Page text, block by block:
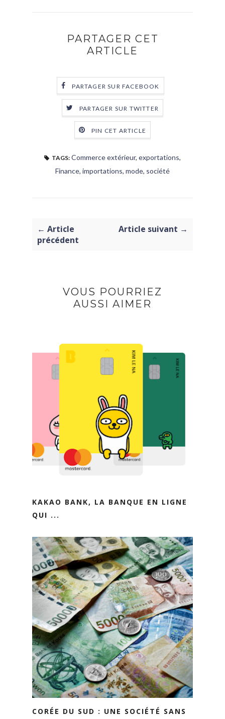
PARTAGER CET
ARTICLE
PARTAGER SUR FACEBOOK
PARTAGER SUR TWITTER
PIN CET ARTICLE
TAGS: Commerce extérieur, exportations,
Finance, importations, mode, société
← Article
précédent
Article suivant →
VOUS POURRIEZ
AUSSI AIMER
KAKAO BANK, LA BANQUE EN LIGNE
QUI ...
CORÉE DU SUD : UNE SOCIÉTÉ SANS